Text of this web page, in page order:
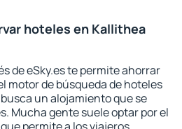
hoteles en Kallithea
de eSky.es te permite ahorrar
motor de búsqueda de hoteles
un alojamiento que se
Mucha gente suele optar por el